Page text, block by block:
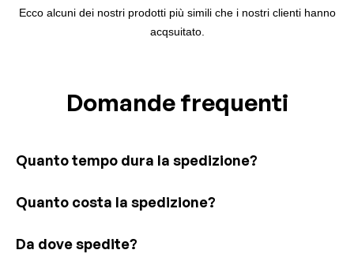
Ecco alcuni dei nostri prodotti più simili che i nostri clienti hanno
acqsuitato.
Domande frequenti
Quanto tempo dura la spedizione?
Quanto costa la spedizione?
Da dove spedite?